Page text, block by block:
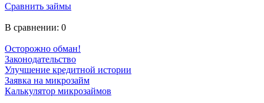
Сравнить займы
В сравнении: 0
Осторожно обман!
Законодательство
Улучшение кредитной истории
Заявка на микрозайм
Калькулятор микрозаймов